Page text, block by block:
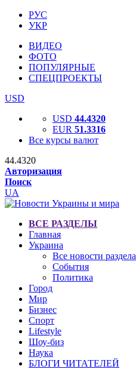
РУС
УКР
ВИДЕО
ФОТО
ПОПУЛЯРНЫЕ
СПЕЦПРОЕКТЫ
USD
USD 44.4320
EUR 51.3316
Все курсы валют
44.4320
Авторизация
Поиск
UA
ВСЕ РАЗДЕЛЫ
Главная
Украина
Все новости раздела
События
Политика
Город
Мир
Бизнес
Спорт
Lifestyle
Шоу-биз
Наука
БЛОГИ ЧИТАТЕЛЕЙ